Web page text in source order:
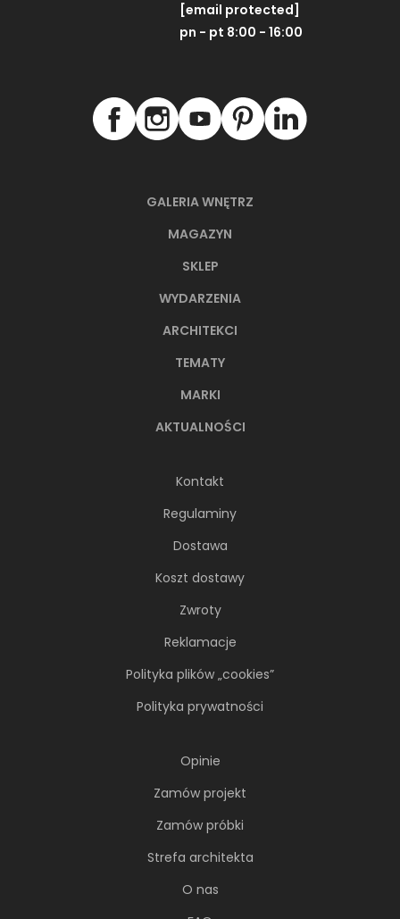
GALERIA WNĘTRZ
MAGAZYN
SKLEP
WYDARZENIA
ARCHITEKCI
TEMATY
MARKI
AKTUALNOŚCI
Kontakt
Regulaminy
Dostawa
Koszt dostawy
Zwroty
Reklamacje
Polityka plików „cookies”
Polityka prywatności
Opinie
Zamów projekt
Zamów próbki
Strefa architekta
O nas
[email protected]
pn - pt 8:00 - 16:00